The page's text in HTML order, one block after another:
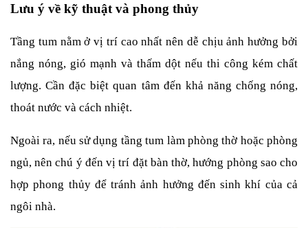
Lưu ý về kỹ thuật và phong thủy
Tầng tum nằm ở vị trí cao nhất nên dễ chịu ảnh hưởng bởi
nắng nóng, gió mạnh và thấm dột nếu thi công kém chất
lượng. Cần đặc biệt quan tâm đến khả năng chống nóng,
thoát nước và cách nhiệt.
Ngoài ra, nếu sử dụng tầng tum làm phòng thờ hoặc phòng
ngủ, nên chú ý đến vị trí đặt bàn thờ, hướng phòng sao cho
hợp phong thủy để tránh ảnh hưởng đến sinh khí của cả
ngôi nhà.